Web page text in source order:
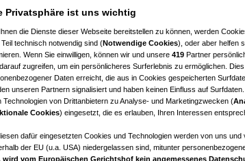
Startzeiten
Nettowertung Statistik
Privatsphäre ist uns wichtig
die Dienste dieser Webseite bereitstellen zu können, werden
technisch notwendig sind (Notwendige Cookies), oder aber helfen
Wenn Sie einwilligen, können wir und unsere 419 Partner
zugreifen, um ein persönlicheres Surferlebnis zu ermöglichen.
Daten erreicht, die aus in Cookies gespeicherten
unseren Partnern signalisiert und haben keinen Einfluss auf Surfdaten.
Technologien von Drittanbietern zu Analyse- und Marketingzwecken (
Cookies) eingesetzt, die es erlauben, Ihren Interessen
dafür eingesetzten Cookies und Technologien werden von uns
der EU (u.a. USA) niedergelassen sind, mitunter
wird vom Europäischen Gerichtshof kein angemessenes